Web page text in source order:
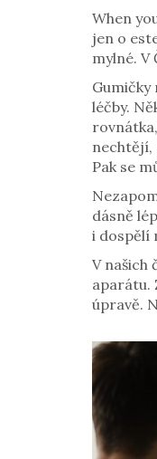
When
jen o
mylné. V
Gumičky
léčby.
rovnátka,
nechtějí,
Pak se
dásně
i dospělí
V našich
aparátu.
úpravě.